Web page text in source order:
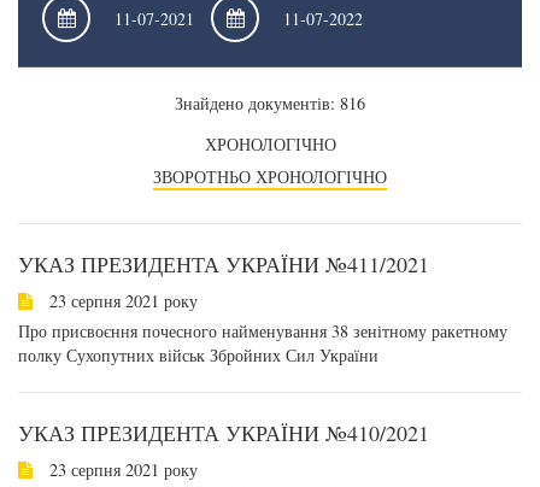
Знайдено документів: 816
ХРОНОЛОГІЧНО
ЗВОРОТНЬО ХРОНОЛОГІЧНО
УКАЗ ПРЕЗИДЕНТА УКРАЇНИ №411/2021
23 серпня 2021 року
Про присвоєння почесного найменування 38 зенітному ракетному
полку Сухопутних військ Збройних Сил України
УКАЗ ПРЕЗИДЕНТА УКРАЇНИ №410/2021
23 серпня 2021 року